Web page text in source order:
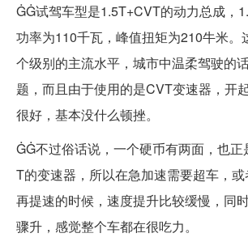
ĠĠ试驾车型是1.5T+CVT的动力总成，
功率为110千瓦，峰值扭矩为210牛米。
个级别的主流水平，城市中温柔驾驶的
题，而且由于使用的是CVT变速器，开
很好，基本没什么顿挫。
ĠĠ不过俗话说，一个硬币有两面，也
T的变速器，所以在急加速需要超车，
再提速的时候，速度提升比较缓慢，同
骤升，感觉整个车都在很吃力。